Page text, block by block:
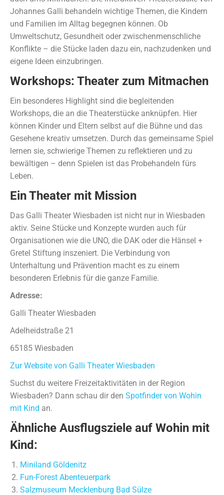
Johannes Galli behandeln wichtige Themen, die Kindern
und Familien im Alltag begegnen können. Ob
Umweltschutz, Gesundheit oder zwischenmenschliche
Konflikte – die Stücke laden dazu ein, nachzudenken und
eigene Ideen einzubringen.
Workshops: Theater zum Mitmachen
Ein besonderes Highlight sind die begleitenden
Workshops, die an die Theaterstücke anknüpfen. Hier
können Kinder und Eltern selbst auf die Bühne und das
Gesehene kreativ umsetzen. Durch das gemeinsame Spiel
lernen sie, schwierige Themen zu reflektieren und zu
bewältigen – denn Spielen ist das Probehandeln fürs
Leben.
Ein Theater mit Mission
Das Galli Theater Wiesbaden ist nicht nur in Wiesbaden
aktiv. Seine Stücke und Konzepte wurden auch für
Organisationen wie die UNO, die DAK oder die Hänsel +
Gretel Stiftung inszeniert. Die Verbindung von
Unterhaltung und Prävention macht es zu einem
besonderen Erlebnis für die ganze Familie.
Adresse:
Galli Theater Wiesbaden
Adelheidstraße 21
65185 Wiesbaden
Zur Website von Galli Theater Wiesbaden
Suchst du weitere Freizeitaktivitäten in der Region
Wiesbaden? Dann schau dir den Spotfinder von Wohin
mit Kind an.
Ähnliche Ausflugsziele auf Wohin mit
Kind:
Miniland Göldenitz
Fun-Forest Abenteuerpark
Salzmuseum Mecklenburg Bad Sülze